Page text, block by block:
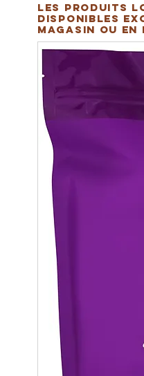
Les produits
disponibles
magasin ou